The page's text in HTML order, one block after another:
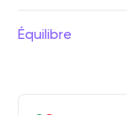
Équilibre